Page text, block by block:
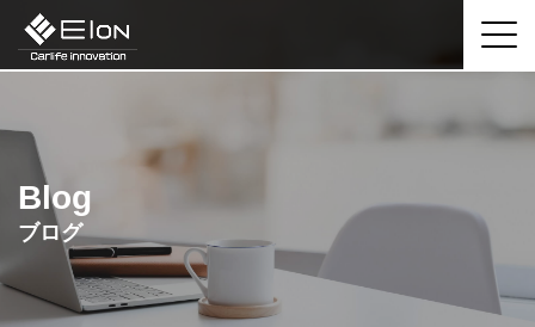
Blog
ブログ